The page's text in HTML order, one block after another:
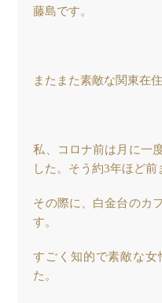
藤島です。
またまた素敵な関東在
私、コロナ前は月に一
した。そう約3年ほど前
その際に、白金台のカ
す。
すごく知的で素敵な女
た。